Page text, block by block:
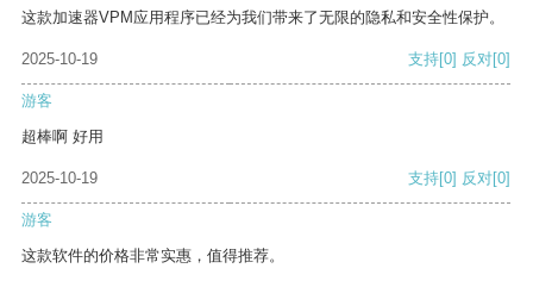
这款加速器VPM应用程序已经为我们带来了无限的隐私和安全性保护。
2025-10-19 支持[0] 反对[0]
游客
超棒啊 好用
2025-10-19 支持[0] 反对[0]
游客
这款软件的价格非常实惠，值得推荐。